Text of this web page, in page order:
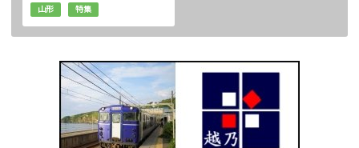
山形 特集